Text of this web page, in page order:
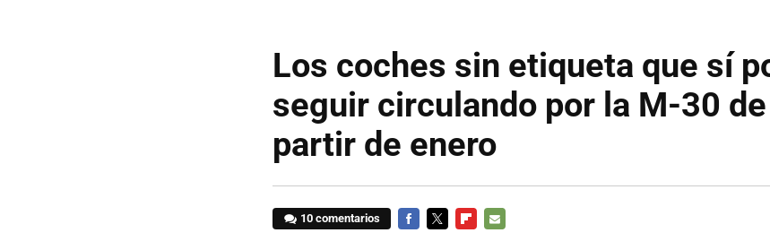
Los coches sin etiqueta que sí
seguir circulando por la M-30
partir de enero
10 comentarios